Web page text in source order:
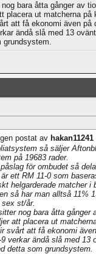
bara åtta gånger av
placera ut matcherna på
att få ekonomi även på
ändå slå med 13
grundsystem.
postat av hakan11241
så säljer
på 19683 rader.
för ombudet så
ett RM 11-0 som
helgarderade matcher i
så har man alltså 11%
st/år.
nog bara åtta
att placera ut
svårt att få ekonomi
verkar ändå slå med 13
detta som grundsystem.